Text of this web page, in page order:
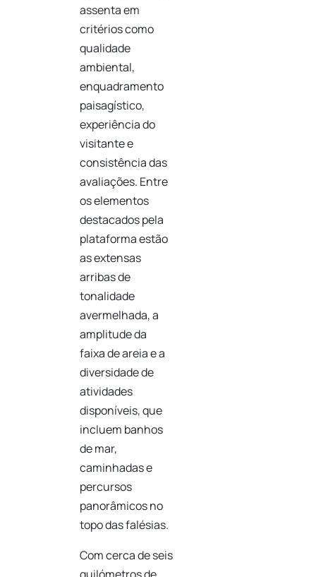
assenta em
critérios como
qualidade
ambiental,
enquadramento
paisagístico,
experiência do
visitante e
consistência das
avaliações. Entre
os elementos
destacados pela
plataforma estão
as extensas
arribas de
tonalidade
avermelhada, a
amplitude da
faixa de areia e a
diversidade de
atividades
disponíveis, que
incluem banhos
de mar,
caminhadas e
percursos
panorâmicos no
topo das falésias.
Com cerca de seis